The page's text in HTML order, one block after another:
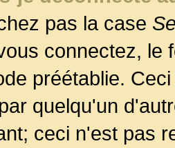
pas la case
connectez, le
préétablie.
quelqu'un
ceci n'est pas